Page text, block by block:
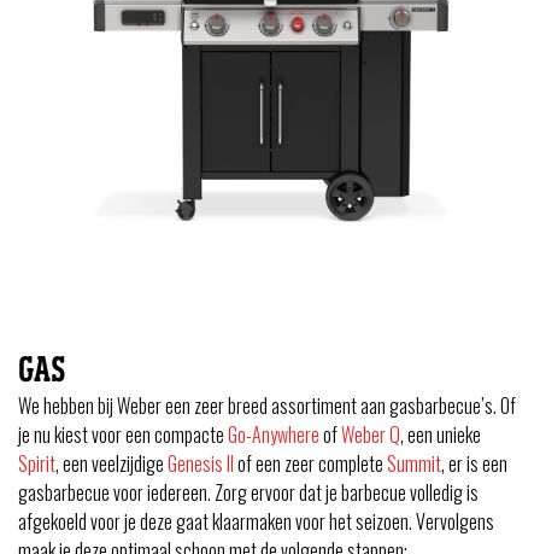
GAS
We hebben bij Weber een zeer breed assortiment aan gasbarbecue’s. Of
je nu kiest voor een compacteGo-AnywhereofWeber Q, een unieke
Spirit, een veelzijdigeGenesis IIof een zeer completeSummit, er is een
gasbarbecue voor iedereen. Zorg ervoor dat je barbecue volledig is
afgekoeld voor je deze gaat klaarmaken voor het seizoen. Vervolgens